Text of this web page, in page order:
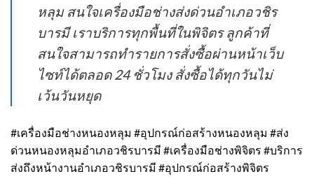
หลุม สนใจเครื่องมือช่างส่งด่วนอำเภอวชิร
บารมี เราบริการทุกพื้นที่ในพิจิตร ลูกค้าที่
สนใจสามารถทำรายการสั่งซื้อผ่านหน้าเว็บ
ไซท์ได้ตลอด 24 ชั่วโมง สั่งซื้อได้ทุกวันไม่
เว้นวันหยุด
#เครื่องมือช่างหนองหลุม #อุปกรณ์ก่อสร้างหนองหลุม #ส่ง
ด่วนหนองหลุมอำเภอวชิรบารมี #เครื่องมือช่างพิจิตร #บริการ
ส่งถึงหน้างานอำเภอวชิรบารมี #อุปกรณ์ก่อสร้างพิจิตร